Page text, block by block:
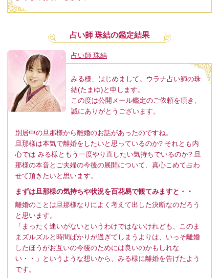
占い師 珠結の鑑定結果
占い師 珠結
みる様、はじめまして。ウラナ占い師の珠
結(たまゆ)と申します。
この度は公開メール鑑定のご依頼を頂き、
誠にありがとうございます。
別居中の旦那様から離婚のお話があったのですね。
旦那様は本気で離婚をしたいと思っているのか? それとも内
心では みる様ともう一度やり直したい気持ちでいるのか? 旦
那様の本音とご夫婦の今後の展開について、真心こめて占わ
せて頂きたいと思います。
まずは旦那様の気持ちや状況を百花易で観てみますと・・
離婚のことは旦那様なりによく考えて出した決断なのだろう
と思います。
「まったく迷いがないというわけではないけれども、このま
まズルズルと時間ばかりが過ぎてしまうよりは、いっそ離婚
したほうがお互いの今後のためには良いのかもしれな
い・・」というような想いから、みる様に離婚を告げたよう
です。